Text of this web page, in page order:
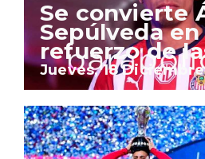
Se convierte
Sepúlveda
refuerzo de
Jueves, 18